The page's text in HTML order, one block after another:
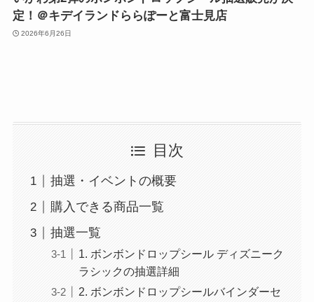
定！＠キデイランドららぽーと富士見店
2026年6月26日
目次
抽選・イベントの概要
購入できる商品一覧
抽選一覧
1. ボンボンドロップシール ディズニーク
ラシックの抽選詳細
2. ボンボンドロップシールバインダーセ